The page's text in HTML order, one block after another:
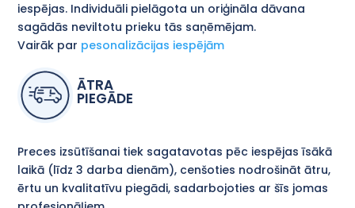
iespējas. Individuāli pielāgota un oriģināla dāvana
sagādās neviltotu prieku tās saņēmējam.
Vairāk par pesonalizācijas iespējām
ĀTRA
PIEGĀDE
Preces izsūtīšanai tiek sagatavotas pēc iespējas īsākā
laikā (līdz 3 darba dienām), cenšoties nodrošināt ātru,
ērtu un kvalitatīvu piegādi, sadarbojoties ar šīs jomas